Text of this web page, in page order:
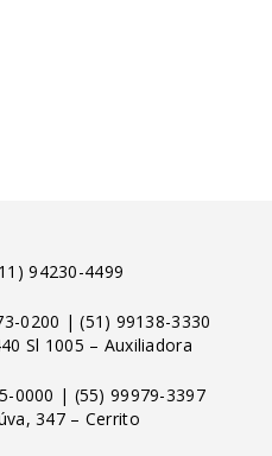
94230-4499
0200 |(51) 99138-3330
Sl 1005 – Auxiliadora
0000 | (55) 99979-3397
347 – Cerrito